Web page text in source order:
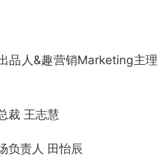
品人&趣营销Marketing主理
裁 王志慧
负责人 田怡辰